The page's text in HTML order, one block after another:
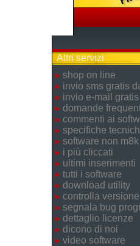
Altri servizi
shop on line
invio sms gratis
invio e-mail gratis
domande
commenti ai
specifiche
software non m8k
i più cliccati
ultimi inserimenti
tutti i software
download utility
controlla versione
segnala bug
dettaglio licenze
dicono di noi
video software